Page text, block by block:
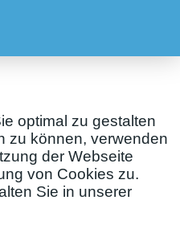
optimal zu gestalten
zu können, verwenden
der Webseite
von Cookies zu.
Sie in unserer